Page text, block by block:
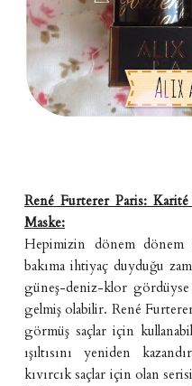
René Furterer Paris:
Maske:
Hepimizin dönem dönem
bakıma ihtiyaç duyduğu
güneş-deniz-klor
gelmiş olabilir. René
görmüş saçlar için
ışıltısını yeniden
kıvırcık saçlar için olan